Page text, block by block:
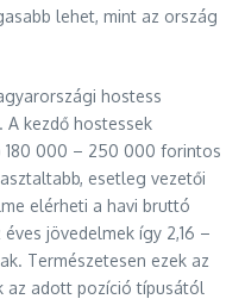
lehet, mint az ország
hostess
A kezdő hostessek
180 000 – 250 000 forintos
esetleg vezetői
elérheti a havi bruttó
jövedelmek így 2,16 –
Természetesen ezek az
az adott pozíció típusától